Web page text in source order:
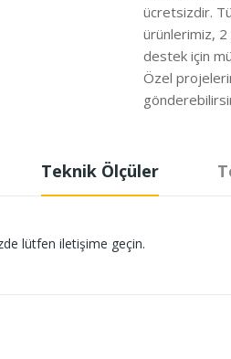
ücretsizdir.
ürünlerimiz, 2
destek için
Özel
Teknik Ölçüler
lütfen iletişime geçin.